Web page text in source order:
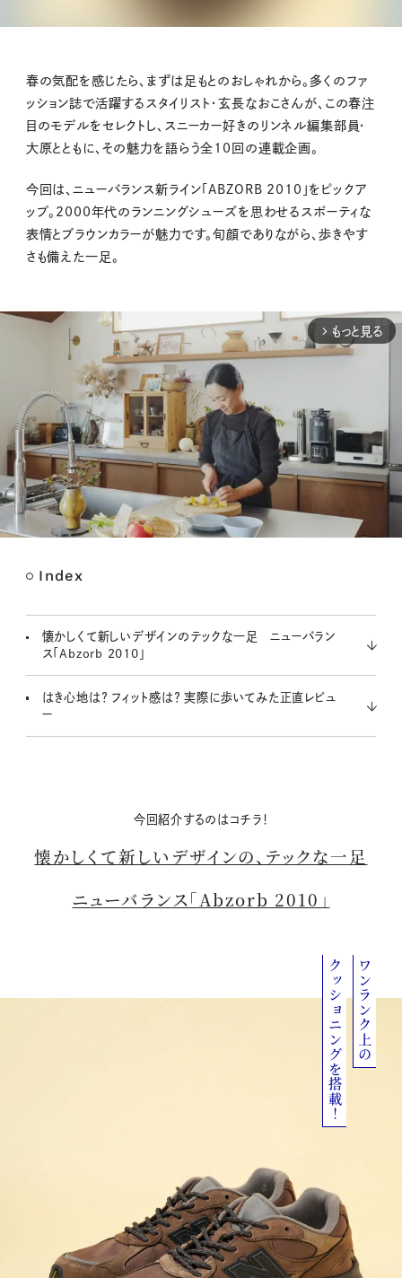
春の気配を感じたら、まずは足もとのおしゃれから。多くのファ
ッション誌で活躍するスタイリスト・玄長なおこさんが、この春注
目のモデルをセレクトし、スニーカー好きのリンネル編集部員・
大原とともに、その魅力を語らう全10回の連載企画。
今回は、ニューバランス新ライン「ABZORB 2010」をピックア
ップ。2000年代のランニングシューズを思わせるスポーティな
表情とブラウンカラーが魅力です。旬顔でありながら、歩きやす
さも備えた一足。
arrow_forward_ios もっと見る
Index
懐かしくて新しいデザインのテックな一足 ニューバラン
ス「Abzorb 2010」
はき心地は？ フィット感は？ 実際に歩いてみた正直レビュ
ー
今回紹介するのはコチラ！
懐かしくて新しいデザインの、テックな一足
ニューバランス「Abzorb 2010」
ワンランク上の
クッショニングを搭載！